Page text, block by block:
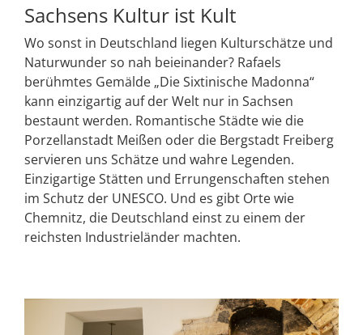
Sachsens Kultur ist Kult
Wo sonst in Deutschland liegen Kulturschätze und
Naturwunder so nah beieinander? Rafaels
berühmtes Gemälde „Die Sixtinische Madonna“
kann einzigartig auf der Welt nur in Sachsen
bestaunt werden. Romantische Städte wie die
Porzellanstadt Meißen oder die Bergstadt Freiberg
servieren uns Schätze und wahre Legenden.
Einzigartige Stätten und Errungenschaften stehen
im Schutz der UNESCO. Und es gibt Orte wie
Chemnitz, die Deutschland einst zu einem der
reichsten Industrieländer machten.